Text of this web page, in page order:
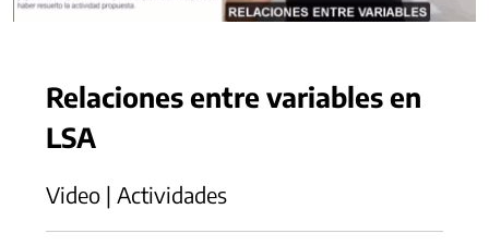
Relaciones entre variables en
LSA
Video | Actividades